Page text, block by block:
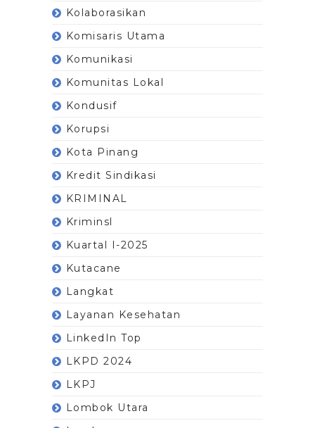
Kolaborasikan
Komisaris Utama
Komunikasi
Komunitas Lokal
Kondusif
Korupsi
Kota Pinang
Kredit Sindikasi
KRIMINAL
Kriminsl
Kuartal I-2025
Kutacane
Langkat
Layanan Kesehatan
LinkedIn Top
LKPD 2024
LKPJ
Lombok Utara